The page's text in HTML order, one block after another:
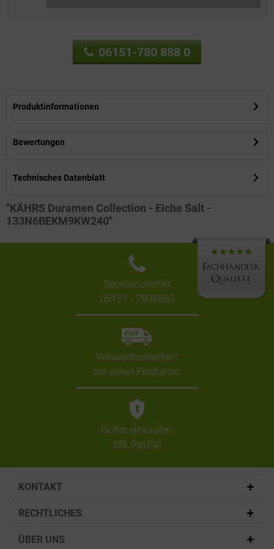
06151-780 888 0
Produktinformationen
Bewertungen
Technisches Datenblatt
"KÄHRS Duramen Collection - Eiche Salt -
133N6BEKM9KW240"
Servicenummer
06151 - 7808880
Versandkostenfrei*
bei vielen Produkten
Sicher einkaufen:
SSL,PayPal
KONTAKT
RECHTLICHES
ÜBER UNS